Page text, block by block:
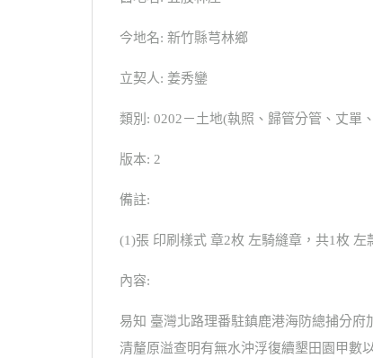
今地名: 新竹縣芎林鄉
立契人: 姜秀鑾
類別: 0202－土地(執照、歸管分管、丈單
版本: 2
備註:
(1)張 印刷樣式 章2枚 左騎縫章，共1枚
內容:
易知 臺灣北路理番駐鎮鹿港海防總捕分
清釐原溢查明有無水沖浮復續墾田園甲數